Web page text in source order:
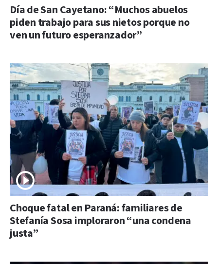
Día de San Cayetano: “Muchos abuelos
piden trabajo para sus nietos porque no
ven un futuro esperanzador”
Choque fatal en Paraná: familiares de
Stefanía Sosa imploraron “una condena
justa”